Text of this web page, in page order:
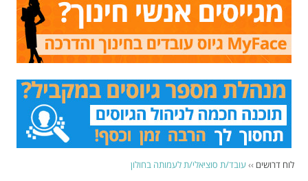
לוח דרושים ››עובד/ת סוציאלי/ת לעמותה בחולון